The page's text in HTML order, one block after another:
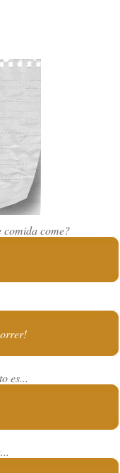
comida come?
es...